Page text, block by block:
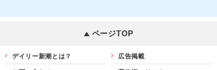
ページTOP
デイリー新潮とは？ 広告掲載